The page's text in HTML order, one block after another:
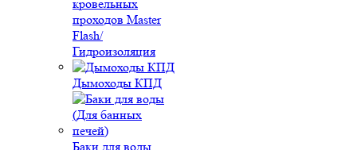
кровельных
проходов Master
Flash/
Гидроизоляция
Дымоходы КПД
Баки для воды